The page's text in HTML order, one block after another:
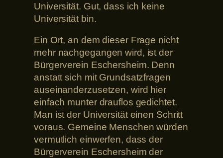
Universität. Gut, dass ich keine
Universität bin.
Ein Ort, an dem dieser Frage nicht
mehr nachgegangen wird, ist der
Bürgerverein Eschersheim. Denn
anstatt sich mit Grundsatzfragen
auseinanderzusetzen, wird hier
einfach munter drauflos gedichtet.
Man ist der Universität einen Schritt
voraus. Gemeine Menschen würden
vermutlich einwerfen, dass der
Bürgerverein Eschersheim der